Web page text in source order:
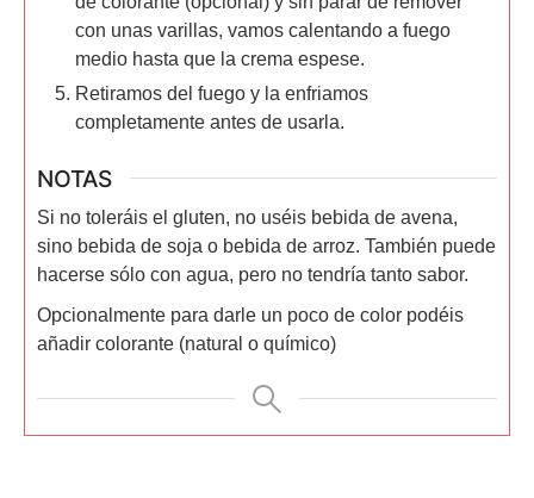
con unas varillas, vamos calentando a fuego
medio hasta que la crema espese.
Retiramos del fuego y la enfriamos
completamente antes de usarla.
NOTAS
Si no toleráis el gluten, no uséis bebida de avena,
sino bebida de soja o bebida de arroz. También puede
hacerse sólo con agua, pero no tendría tanto sabor.
Opcionalmente para darle un poco de color podéis
añadir colorante (natural o químico)